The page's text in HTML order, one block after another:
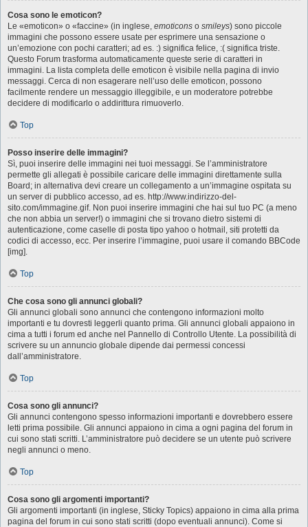
Cosa sono le emoticon?
Le «emoticon» o «faccine» (in inglese, emoticons o smileys) sono piccole
immagini che possono essere usate per esprimere una sensazione o
un’emozione con pochi caratteri; ad es. :) significa felice, :( significa triste.
Questo Forum trasforma automaticamente queste serie di caratteri in
immagini. La lista completa delle emoticon è visibile nella pagina di invio
messaggi. Cerca di non esagerare nell’uso delle emoticon, possono
facilmente rendere un messaggio illeggibile, e un moderatore potrebbe
decidere di modificarlo o addirittura rimuoverlo.
Top
Posso inserire delle immagini?
Sì, puoi inserire delle immagini nei tuoi messaggi. Se l’amministratore
permette gli allegati è possibile caricare delle immagini direttamente sulla
Board; in alternativa devi creare un collegamento a un’immagine ospitata su
un server di pubblico accesso, ad es. http://www.indirizzo-del-
sito.com/immagine.gif. Non puoi inserire immagini che hai sul tuo PC (a meno
che non abbia un server!) o immagini che si trovano dietro sistemi di
autenticazione, come caselle di posta tipo yahoo o hotmail, siti protetti da
codici di accesso, ecc. Per inserire l’immagine, puoi usare il comando BBCode
[img].
Top
Che cosa sono gli annunci globali?
Gli annunci globali sono annunci che contengono informazioni molto
importanti e tu dovresti leggerli quanto prima. Gli annunci globali appaiono in
cima a tutti i forum ed anche nel Pannello di Controllo Utente. La possibilità di
scrivere su un annuncio globale dipende dai permessi concessi
dall’amministratore.
Top
Cosa sono gli annunci?
Gli annunci contengono spesso informazioni importanti e dovrebbero essere
letti prima possibile. Gli annunci appaiono in cima a ogni pagina del forum in
cui sono stati scritti. L’amministratore può decidere se un utente può scrivere
negli annunci o meno.
Top
Cosa sono gli argomenti importanti?
Gli argomenti importanti (in inglese, Sticky Topics) appaiono in cima alla prima
pagina del forum in cui sono stati scritti (dopo eventuali annunci). Come si